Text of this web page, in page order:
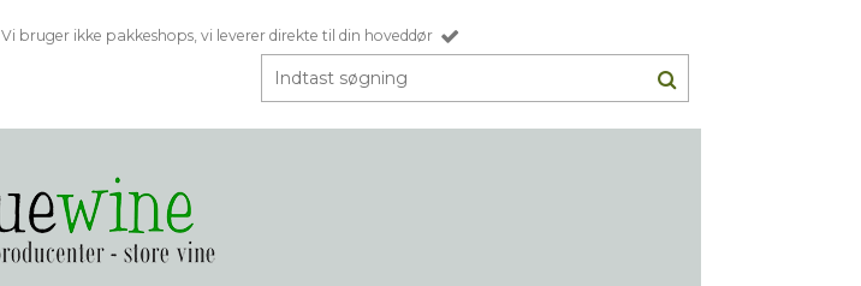
Vi bruger ikke pakkeshops, vi leverer direkte til din hoveddør